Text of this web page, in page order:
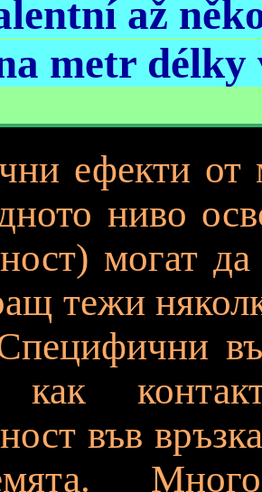
až
metr délky
ефекти от
ниво
могат
тежи
как
във